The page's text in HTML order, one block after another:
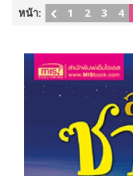
หน้า:
1 2 3 4